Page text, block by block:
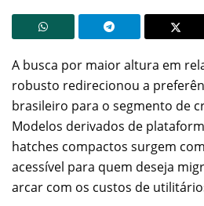
A busca por maior altura em
robusto redirecionou a
brasileiro para o segmento de
Modelos derivados de
hatches compactos surgem
acessível para quem deseja
arcar com os custos de